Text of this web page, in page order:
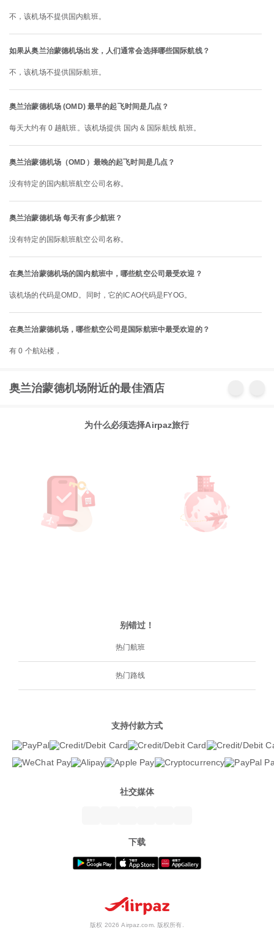
不，该机场不提供国内航班。
如果从奥兰治蒙德机场出发，人们通常会选择哪些国际航线？
不，该机场不提供国际航班。
奥兰治蒙德机场 (OMD) 最早的起飞时间是几点？
每天大约有 0 趟航班。该机场提供 国内 & 国际航线 航班。
奥兰治蒙德机场（OMD）最晚的起飞时间是几点？
没有特定的国内航班航空公司名称。
奥兰治蒙德机场 每天有多少航班？
没有特定的国际航班航空公司名称。
在奥兰治蒙德机场的国内航班中，哪些航空公司最受欢迎？
该机场的代码是OMD。同时，它的ICAO代码是FYOG。
在奥兰治蒙德机场，哪些航空公司是国际航班中最受欢迎的？
有 0 个航站楼，
奥兰治蒙德机场附近的最佳酒店
为什么必须选择Airpaz旅行
别错过！
热门航班
热门路线
支持付款方式
社交媒体
下载
版权 2026 Airpaz.com. 版权所有.